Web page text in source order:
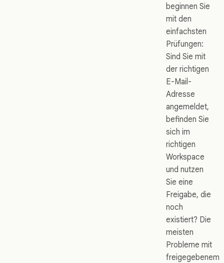
beginnen Sie
mit den
einfachsten
Prüfungen:
Sind Sie mit
der richtigen
E-Mail-
Adresse
angemeldet,
befinden Sie
sich im
richtigen
Workspace
und nutzen
Sie eine
Freigabe, die
noch
existiert? Die
meisten
Probleme mit
freigegebenem